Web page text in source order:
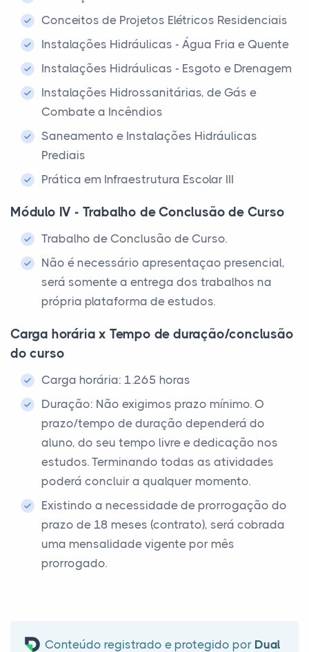
Conceitos de Projetos Elétricos Residenciais
Instalações Hidráulicas - Água Fria e Quente
Instalações Hidráulicas - Esgoto e Drenagem
Instalações Hidrossanitárias, de Gás e
Combate a Incêndios
Saneamento e Instalações Hidráulicas
Prediais
Prática em Infraestrutura Escolar III
Módulo IV - Trabalho de Conclusão de Curso
Trabalho de Conclusão de Curso.
Não é necessário apresentaçao presencial,
será somente a entrega dos trabalhos na
própria plataforma de estudos.
Carga horária x Tempo de duração/conclusão
do curso
Carga horária: 1.265 horas
Duração: Não exigimos prazo mínimo. O
prazo/tempo de duração dependerá do
aluno, do seu tempo livre e dedicação nos
estudos. Terminando todas as atividades
poderá concluir a qualquer momento.
Existindo a necessidade de prorrogação do
prazo de 18 meses (contrato), será cobrada
uma mensalidade vigente por mês
prorrogado.
Conteúdo registrado e protegido por Dual